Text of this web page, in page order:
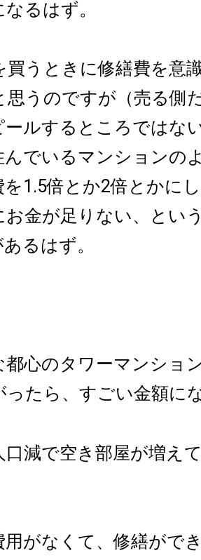
るはず。
買うときに修繕費を意
思うのですが（売る側
ールするところではな
んでいるマンションの
1.5倍とか2倍とかに
お金が足りない、とい
るはず。
都心のタワーマンショ
ったら、すごい金額に
口減で空き部屋が増え
用がなくて、修繕がで